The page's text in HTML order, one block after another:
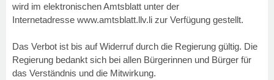
wird im elektronischen Amtsblatt unter der
Internetadresse www.amtsblatt.llv.li zur Verfügung gestellt.
Das Verbot ist bis auf Widerruf durch die Regierung gültig. Die
Regierung bedankt sich bei allen Bürgerinnen und Bürger für
das Verständnis und die Mitwirkung.